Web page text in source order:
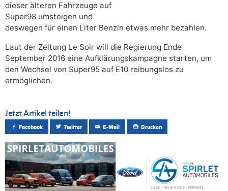
dieser älteren Fahrzeuge auf
Super98 umsteigen und
deswegen für einen Liter Benzin etwas mehr bezahlen.
Laut der Zeitung Le Soir will die Regierung Ende
September 2016 eine Aufklärungskampagne starten, um
den Wechsel von Super95 auf E10 reibungslos zu
ermöglichen.
Jetzt Artikel teilen!
Facebook Twitter E-Mail Drucken